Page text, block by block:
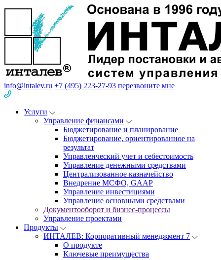
info@intalev.ru +7 (495) 223-27-93 перезвоните мне
Услуги
Управление финансами
Бюджетирование и планирование
Бюджетирование, ориентированное на
результат
Управленческий учет и себестоимость
Управление денежными средствами
Централизованное казначейство
Внедрение МСФО, GAAP
Управление инвестициями
Управление основными средствами
Документооборот и бизнес-процессы
Управление проектами
Продукты
ИНТАЛЕВ: Корпоративный менеджмент 7
О продукте
Ключевые преимущества